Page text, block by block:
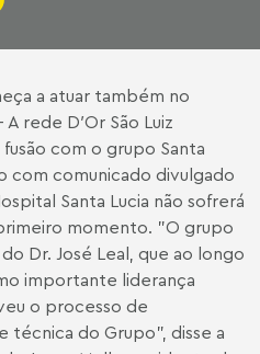
a atuar também no
rede D′Or São Luiz
com o grupo Santa
com comunicado divulgado
Santa Lucia não sofrerá
momento. "O grupo
Dr. José Leal, que ao longo
importante liderança
o processo de
técnica do Grupo", disse a